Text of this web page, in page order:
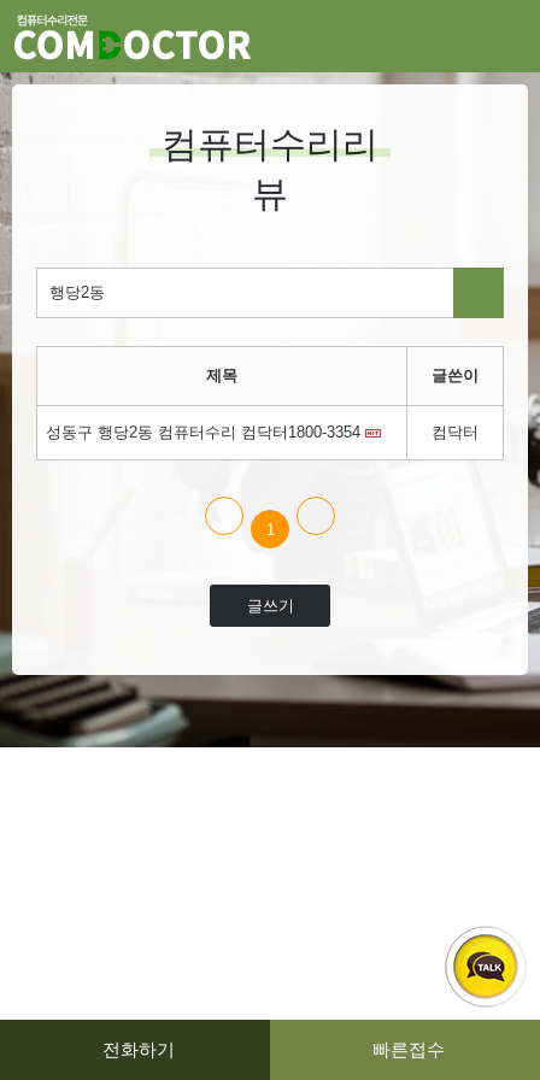
컴퓨터수리리
뷰
제목 글쓴이
성동구 행당2동 컴퓨터수리 컴닥터1800-3354 컴닥터
1
글쓰기
전화하기 빠른접수